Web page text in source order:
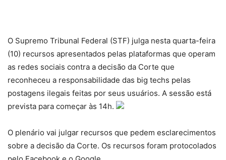
O Supremo Tribunal Federal (STF) julga nesta quarta-feira
(10) recursos apresentados pelas plataformas que operam
as redes sociais contra a decisão da Corte que
reconheceu a responsabilidade das big techs pelas
postagens ilegais feitas por seus usuários. A sessão está
prevista para começar às 14h.
O plenário vai julgar recursos que pedem esclarecimentos
sobre a decisão da Corte. Os recursos foram protocolados